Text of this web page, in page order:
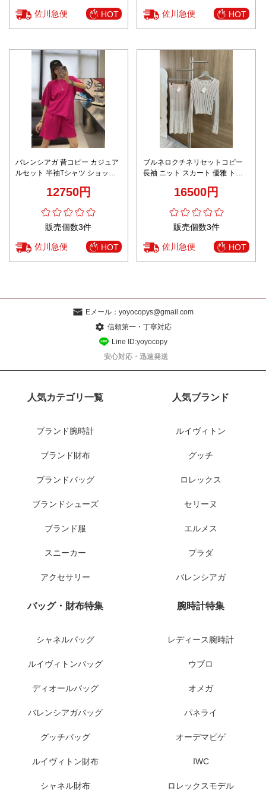
佐川急便 HOT 佐川急便 HOT
バレンシアガ 昔コピー カジュア
ルセット 半袖Tシャツ ショット
ッション ローズレッド
12750円
販売個数3件
佐川急便 HOT
ブルネロクチネリセットコピー
長袖 ニット スカート 優雅 トッ
16500円
販売個数3件
佐川急便 HOT
Eメール： yoyocopys@gmail.com
信頼第一・丁寧対応
Line ID:yoyocopy
安心対応・迅速発送
人気カテゴリ一覧
ブランド腕時計
ブランド財布
ブランドバッグ
ブランドシューズ
ブランド服
スニーカー
アクセサリー
人気ブランド
ルイヴィトン
グッチ
ロレックス
セリーヌ
エルメス
プラダ
バレンシアガ
バッグ・財布特集
シャネルバッグ
ルイヴィトンバッグ
ディオールバッグ
バレンシアガバッグ
グッチバッグ
ルイヴィトン財布
シャネル財布
腕時計特集
レディース腕時計
ウブロ
オメガ
パネライ
オーデマピゲ
IWC
ロレックスモデル